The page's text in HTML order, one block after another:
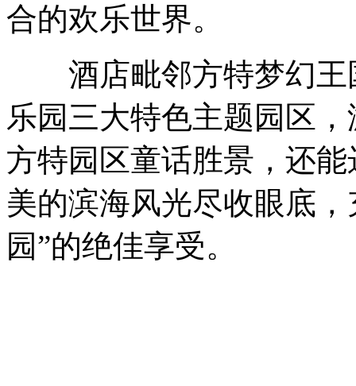
合的欢乐世界。
酒店毗邻方特梦幻王
乐园三大特色主题园区
方特园区童话胜景，还
美的滨海风光尽收眼底
园”的绝佳享受。